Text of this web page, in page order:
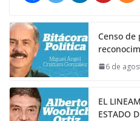
Censo de
6 de
EL
ESTADO